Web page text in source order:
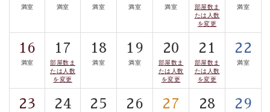
【旅】
豊富な知識を持ったドライバー兼ガイドが諏訪大社をご
案内します。 事前ご予約制ですので、ご利用ご希望の方
は【3日前まで】にお電話ください。
※交通規制などにより運行できない日がございます
※年末年始及び御柱祭前後は運行しておりません
満室 満室 満室 満室 満室
部屋数ま
たは人数
を変更
満室
16
満室
17
部屋数ま
たは人数
を変更
18
満室
19
満室
20
部屋数ま
たは人数
を変更
21
部屋数ま
たは人数
を変更
22
満室
23 24 25 26 27 28 29